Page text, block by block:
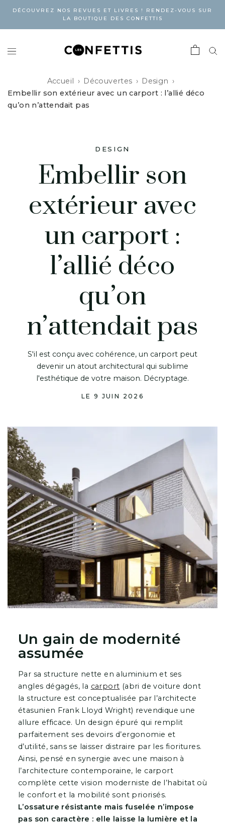
DÉCOUVREZ NOS REVUES ET LIVRES ! RENDEZ-VOUS SUR
LA BOUTIQUE DES CONFETTIS
Accueil Découvertes
Design
Embellir son extérieur avec un carport : l’allié déco
qu’on n’attendait pas
DESIGN
Embellir son
extérieur avec
un carport :
l’allié déco
qu’on
n’attendait pas
S'il est conçu avec cohérence, un carport peut
devenir un atout architectural qui sublime
l'esthétique de votre maison. Décryptage.
LE 9 JUIN 2026
Un gain de modernité
assumée
Par sa structure nette en aluminium et ses
angles dégagés, la carport (abri de voiture dont
la structure est conceptualisée par l’architecte
étasunien Frank Lloyd Wright) revendique une
allure efficace. Un design épuré qui remplit
parfaitement ses devoirs d’ergonomie et
d’utilité, sans se laisser distraire par les fioritures.
Ainsi, pensé en synergie avec une maison à
l’architecture contemporaine, le carport
complète cette vision moderniste de l’habitat où
le confort et la mobilité sont priorisés.
L’ossature résistante mais fuselée n’impose
pas son caractère : elle laisse la lumière et la